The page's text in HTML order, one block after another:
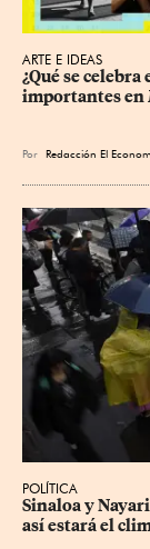
ARTE E IDEAS
¿Qué se
importantes en
Por Redacción El
POLÍTICA
Sinaloa y
así estará el